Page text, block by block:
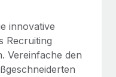
innovative
Recruiting
Vereinfache den